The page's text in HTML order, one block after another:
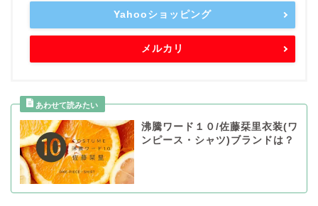
Yahooショッピング
メルカリ
沸騰ワード１０/佐藤栞里衣装(ワ
ンピース・シャツ)ブランドは？